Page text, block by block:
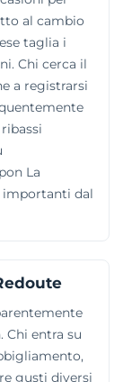
al cambio
taglia i
Chi cerca il
a registrarsi
La
importanti dal
entra su
gusti diversi